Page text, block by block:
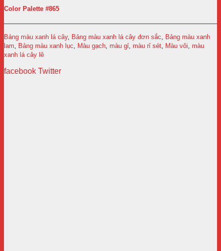
Color Palette #865
Bảng màu xanh lá cây, Bảng màu xanh lá cây đơn sắc, Bảng màu xanh
lam, Bảng màu xanh lục, Màu gạch, màu gỉ, màu rỉ sét, Màu vôi, màu
xanh lá cây lê
facebook Twitter